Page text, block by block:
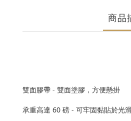
商品
雙面膠帶 - 雙面塗膠，方便懸掛
承重高達 60 磅 - 可牢固黏貼於光